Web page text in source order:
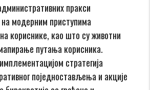
пракси
на модерним приступима
кориснике, као што су животни
путања корисника.
стратегија
поједностављења и акције